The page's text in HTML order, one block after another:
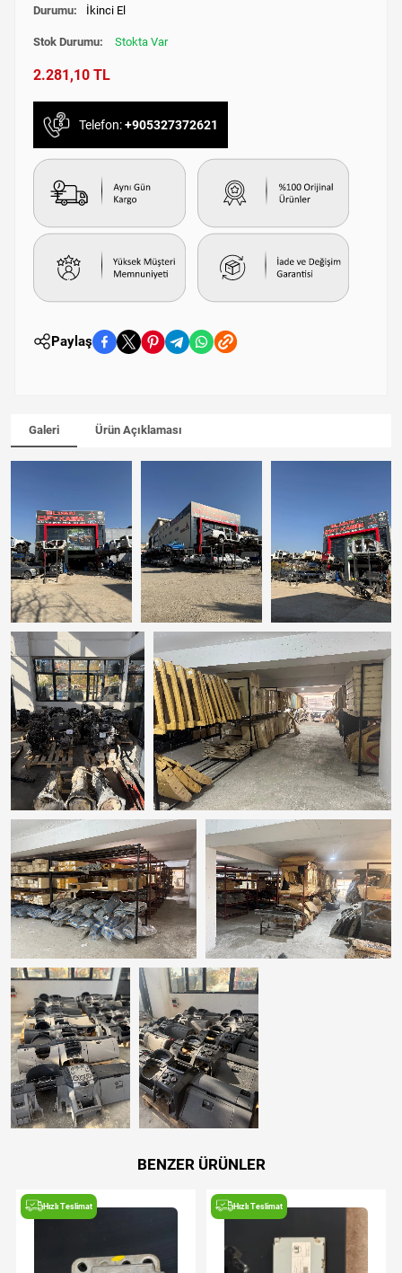
Durumu: İkinci El
Stok Durumu: Stokta Var
2.281,10 TL
Telefon:+905327372621
Paylaş
Galeri Ürün Açıklaması
BENZER ÜRÜNLER
Hızlı Teslimat Hızlı Teslimat